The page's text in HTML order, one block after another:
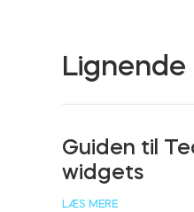
Tedee Keypad PRO
Guiden til
widgets
LÆS MERE